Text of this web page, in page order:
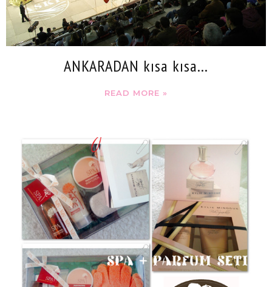
ANKARADAN kısa kısa...
READ MORE »